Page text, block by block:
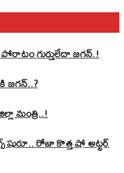
పోరాటం గుర్తులేదా జగన్.!
జగన్..?
మంత్రి..!
షురూ.. రోజా కొత్త షో అట్టర్